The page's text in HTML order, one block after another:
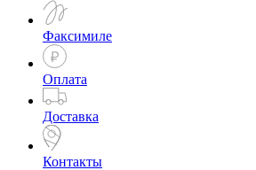
Факсимиле
Оплата
Доставка
Контакты